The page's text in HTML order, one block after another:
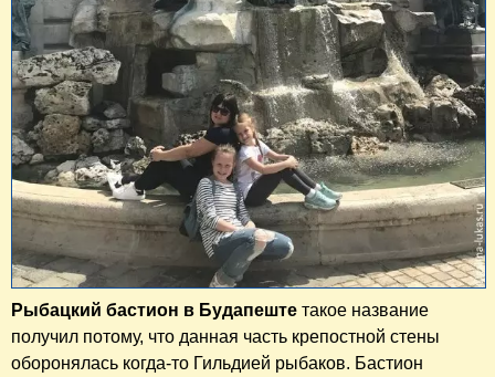
Рыбацкий бастион в Будапеште такое название
получил потому, что данная часть крепостной стены
оборонялась когда-то Гильдией рыбаков. Бастион